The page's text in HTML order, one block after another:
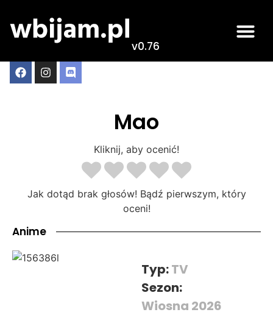
v0.76
Mao
Kliknij, aby ocenić!
Jak dotąd brak głosów! Bądź pierwszym, który
oceni!
Anime
Typ:TV
Sezon:
Wiosna 2026